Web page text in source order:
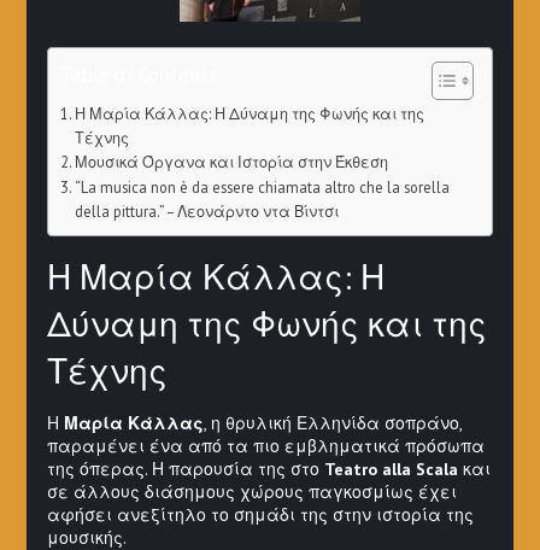
Η Μαρία Κάλλας: Η Δύναμη της Φωνής και της
Τέχνης
Μουσικά Όργανα και Ιστορία στην Έκθεση
“La musica non è da essere chiamata altro che la sorella
della pittura.” – Λεονάρντο ντα Βίντσι
Η Μαρία Κάλλας: Η
Δύναμη της Φωνής και της
Τέχνης
Η Μαρία Κάλλας, η θρυλική Ελληνίδα σοπράνο,
παραμένει ένα από τα πιο εμβληματικά πρόσωπα
της όπερας. Η παρουσία της στο Teatro alla Scala και
σε άλλους διάσημους χώρους παγκοσμίως έχει
αφήσει ανεξίτηλο το σημάδι της στην ιστορία της
μουσικής.